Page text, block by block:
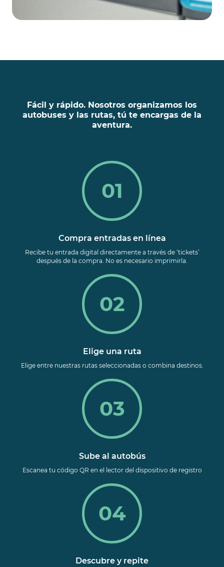
Fácil y rápido. Nosotros organizamos los
autobuses y las rutas, tú te encargas de la
aventura.
01
Compra entradas en línea
Recibe tu entrada digital directamente a través de ‘tickets’
después de la compra. No es necesario imprimirla.
02
Elige una ruta
Elige entre nuestras rutas seleccionadas o combina destinos.
03
Sube al autobús
Escanea tu código QR en el lector del dispositivo de registro
04
Descubre y repite